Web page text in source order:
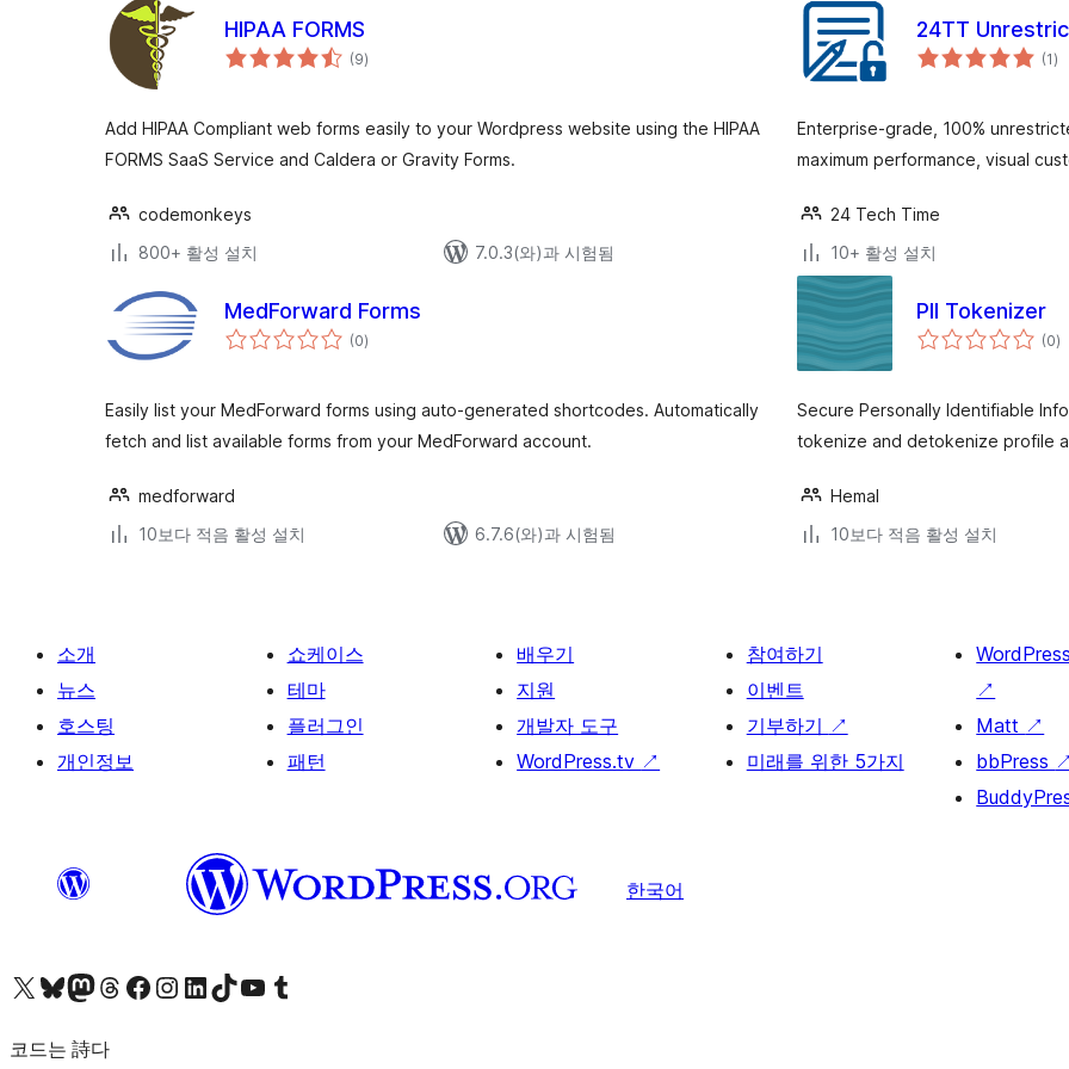
HIPAA FORMS
(9전
체)
Add HIPAA Compliant web forms easily to your Wordpress website using the HIPAA
FORMS SaaS Service and Caldera or Gravity Forms.
codemonkeys
800+ 활성 설치
7.0.3(와)과 시험됨
24TT
(1전
체)
Enterprise-grade, 100%
maximum performance, visual
24 Tech Time
10+ 활성 설치
MedForward Forms
(0전
체)
Easily list your MedForward forms using auto-generated shortcodes. Automatically
fetch and list available forms from your MedForward account.
medforward
10보다 적음 활성 설치
6.7.6(와)과 시험됨
PII Tokenizer
(0전
체)
Secure Personally Identifiable
tokenize and detokenize profile
Hemal
10보다 적음 활성 설치
소개
뉴스
호스팅
개인정보
쇼케이스
테마
플러그인
패턴
배우기
지원
개발자 도구
WordPress.tv ↗
참여하기
이벤트
기부하기 ↗
미래를 위한 5가지
↗
Matt ↗
bbPress ↗
한국어
X(이전 트위터) 계정 방문하기블루스카이 계정 방문하기마스토돈 계정 방문하기스레드 계정 방문하기 페이스북 페이지 방문하기인스타그램 계정 방문하기 LinkedIn 계정 방문하기틱톡 계정 방문하기유튜브 채널 방문하기 텀블러 계정 방문하기
코드는 詩다